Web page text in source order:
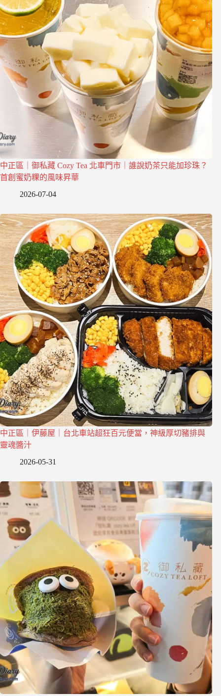
中正區｜御私藏 Cozy Tea 北車門市｜誰說奶茶只能加珍珠？
首創蜜奶粿的風味昇華
2026-07-04
中正區｜伊藤屋｜台北車站超狂百元便當，神級厚切豬排與
靈魂醬汁
2026-05-31